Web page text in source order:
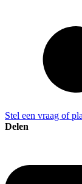
Stel een vraag of
Delen